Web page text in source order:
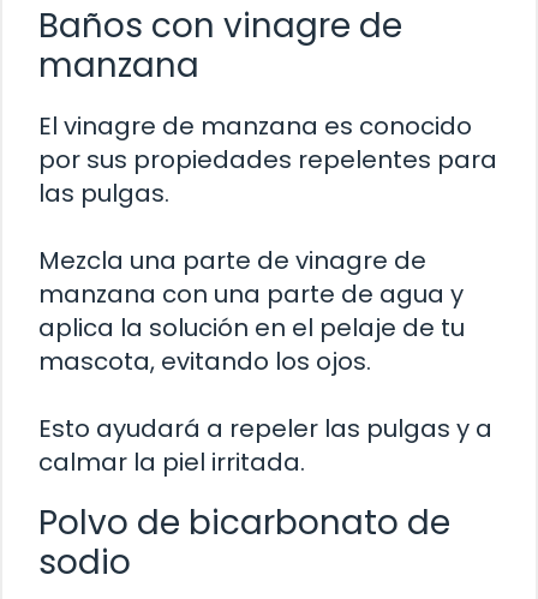
Baños con vinagre de
manzana
El vinagre de manzana es conocido
por sus propiedades repelentes para
las pulgas.
Mezcla una parte de vinagre de
manzana con una parte de agua y
aplica la solución en el pelaje de tu
mascota, evitando los ojos.
Esto ayudará a repeler las pulgas y a
calmar la piel irritada.
Polvo de bicarbonato de
sodio